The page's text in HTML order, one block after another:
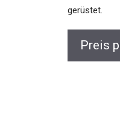
gerüstet.
Preis